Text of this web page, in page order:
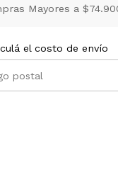
Mayores a
el costo de envío